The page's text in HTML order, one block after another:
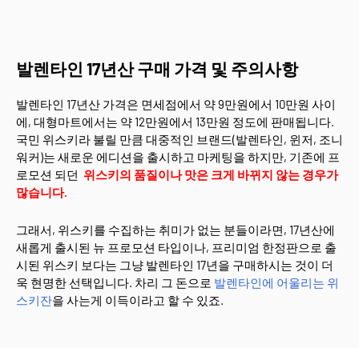
발렌타인 17년산 구매 가격 및 주의사항
발렌타인 17년산 가격은 면세점에서 약 9만원에서 10만원 사이
에, 대형마트에서는 약 12만원에서 13만원 정도에 판매됩니다.
국민 위스키라 불릴 만큼 대중적인 브랜드(발렌타인, 윈저, 조니
워커)는 새로운 에디션을 출시하고 마케팅을 하지만, 기존에 프
로모션 되던 위스키의 품질이나 맛은 크게 바뀌지 않는 경우가
많습니다.
그래서, 위스키를 수집하는 취미가 없는 분들이라면, 17년산에
새롭게 출시된 뉴 프로모션 타입이나, 프리미엄 한정판으로 출
시된 위스키 보다는 그냥 발렌타인 17년을 구매하시는 것이 더
욱 현명한 선택입니다. 차리 그 돈으로 발렌타인에 어울리는 위
스키잔을 사는게 이득이라고 할 수 있죠.